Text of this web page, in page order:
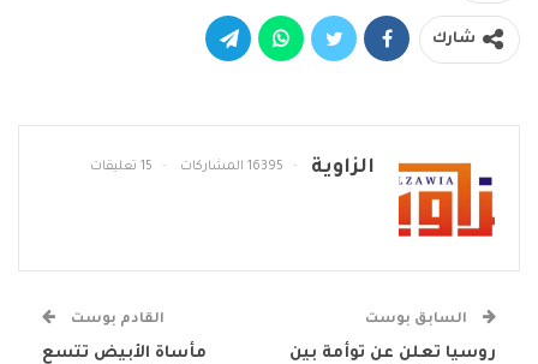
شارك
الزاوية 16395 المشاركات 15 تعليقات
السابق بوست
روسيا تعلن عن توأمة بين
القادم بوست
مأساة الأبيض تتسع